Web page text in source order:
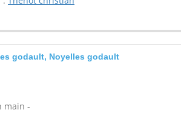
godault, Noyelles godault
main -